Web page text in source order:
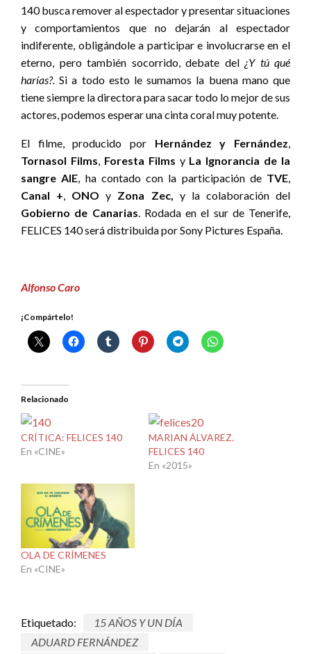
140 busca remover al espectador y presentar situaciones
y comportamientos que no dejarán al espectador
indiferente, obligándole a participar e involucrarse en el
eterno, pero también socorrido, debate del ¿Y tú qué
harías?.Si a todo esto le sumamos la buena mano que
tiene siempre la directora para sacar todo lo mejor de sus
actores, podemos esperar una cinta coral muy potente.
El filme, producido por Hernández y Fernández
Tornasol Films Foresta Films y La Ignorancia de la
sangre AIE , ha contado con la participación de TVE
Canal +
ONO y Zona Zec,
y la colaboración del
Gobierno de Canarias . Rodada en el sur de Tenerife,
FELICES 140 será distribuida por Sony Pictures España.
Alfonso Caro
¡Compártelo!
Relacionado
CRÍTICA: FELICES 140
En «CINE»
MARIAN ÁLVAREZ.
FELICES 140
En «2015»
OLA DE CRÍMENES
En «CINE»
Etiquetado:
15 AÑOS Y UN DÍA
ADUARD FERNÁNDEZ